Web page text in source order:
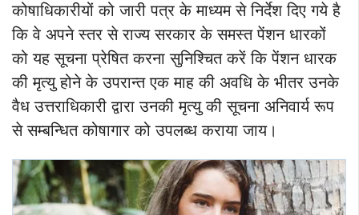
कोषाधिकारीयों को जारी पत्र के माध्यम से निर्देश दिए गये है
कि वे अपने स्तर से राज्य सरकार के समस्त पेंशन धारकों
को यह सूचना प्रेषित करना सुनिश्चित करें कि पेंशन धारक
की मृत्यु होने के उपरान्त एक माह की अवधि के भीतर उनके
वैध उत्तराधिकारी द्वारा उनकी मृत्यु की सूचना अनिवार्य रूप
से सम्बन्धित कोषागार को उपलब्ध कराया जाय।